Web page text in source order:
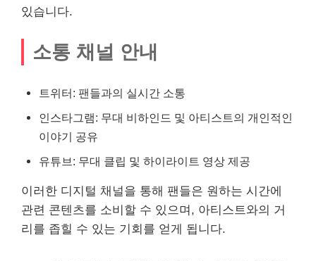
있습니다.
소통 채널 안내
트위터: 팬들과의 실시간 소통
인스타그램: 무대 비하인드 및 아티스트의 개인적인
이야기 공유
유튜브 : 무대 클립 및 하이라이트 영상 제공
이러한 디지털 채널을 통해 팬들은 원하는 시간에
관련 콘텐츠를 소비할 수 있으며, 아티스트와의 거
리를 좁힐 수 있는 기회를 얻게 됩니다.